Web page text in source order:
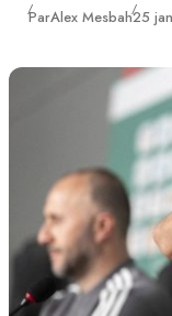
ParAlex MesbahPublié
25